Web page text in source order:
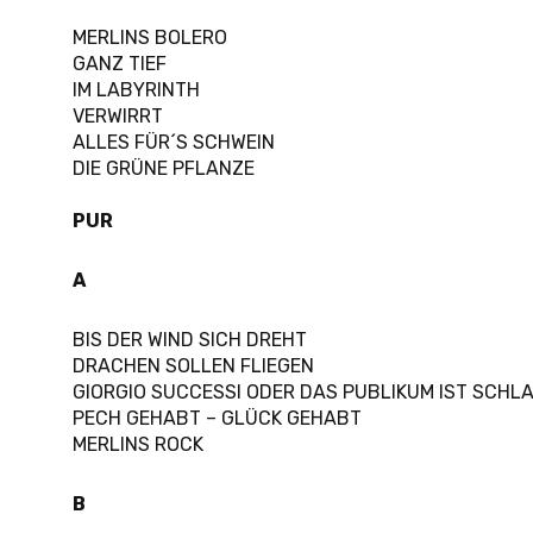
MERLINS BOLERO
GANZ TIEF
IM LABYRINTH
VERWIRRT
ALLES FÜR´S SCHWEIN
DIE GRÜNE PFLANZE
PUR
A
BIS DER WIND SICH DREHT
DRACHEN SOLLEN FLIEGEN
GIORGIO SUCCESSI ODER DAS PUBLIKUM IST
PECH GEHABT – GLÜCK GEHABT
MERLINS ROCK
B